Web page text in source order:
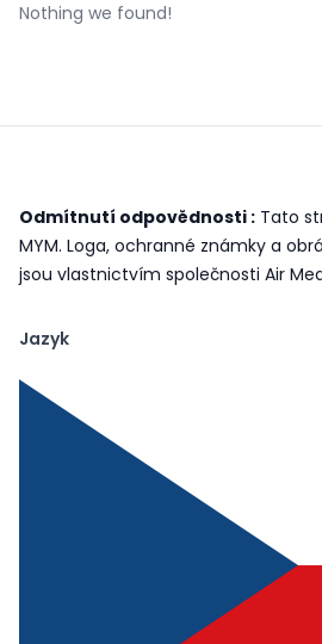
Nothing we found!
Odmítnutí odpovědnosti : Tato
MYM. Loga, ochranné známky a
jsou vlastnictvím společnosti Air
Jazyk